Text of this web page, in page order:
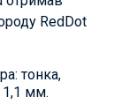
RedDot
тонка,
1,1 мм.